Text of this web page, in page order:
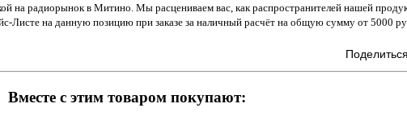
на радиорынок в Митино. Мы расцениваем вас, как распространителей нашей
Листе на данную позицию при заказе за наличный расчёт на общую сумму от 5000
Поделиться
Вместе с этим товаром покупают: